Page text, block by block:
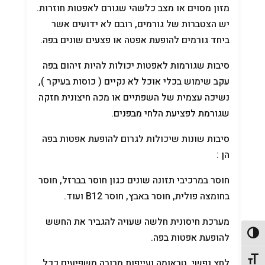
הפעל/כבה ניגודיות גבוהה
מתג גודל גופן
מזון מסוים או מצב כלשהי שגורם לאפטות חוזרות.
יש הצטברות של גורמים, רובם לא ידועים אשר
ביחד גורמים להופעת אפטה או פצעים שונים בפה.
סיבות שגורמות לאפטות יכולות להיות זיהום בפה
עקב שימוש בכלי אוכל לא נקיים ( כוסות בעיקר ),
נשיכה עצמית של השפתיים או מכה חיצונית חזקה
שגורמת לפציעת הלחי מבפנים.
סיבות שונות שיכולות לגרום להופעת אפטות בפה
הן :
חוסר במרכיבי תזונה שונים כגון חוסר בברזל, חוסר
בחומצה פולית, חוסר באבץ, חוסר B12 ועוד.
מערכת חיסונית חלשה שעויה להגביר את החשש
להופעת אפטות בפה.